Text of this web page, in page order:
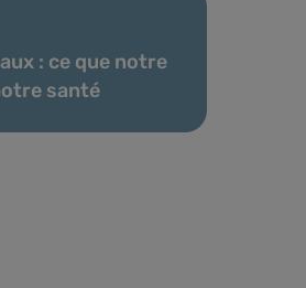
: ce que notre
santé